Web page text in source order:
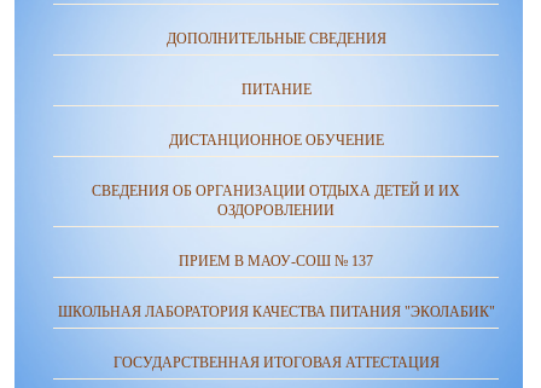
ДОПОЛНИТЕЛЬНЫЕ СВЕДЕНИЯ
ПИТАНИЕ
ДИСТАНЦИОННОЕ ОБУЧЕНИЕ
СВЕДЕНИЯ ОБ ОРГАНИЗАЦИИ ОТДЫХА ДЕТЕЙ И ИХ
ОЗДОРОВЛЕНИИ
ПРИЕМ В МАОУ-СОШ № 137
ШКОЛЬНАЯ ЛАБОРАТОРИЯ КАЧЕСТВА ПИТАНИЯ "ЭКОЛАБИК"
ГОСУДАРСТВЕННАЯ ИТОГОВАЯ АТТЕСТАЦИЯ